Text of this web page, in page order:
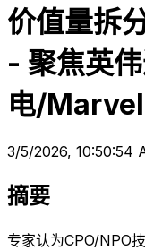
价值量拆
- 聚焦英
电/
3/5/2026, 10:50:54
摘要
专家认为CPO/NPO